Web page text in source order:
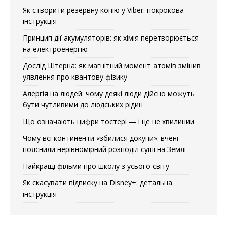
Як створити резервну копію у Viber: покрокова
інструкція
Принцип дії акумуляторів: як хімія перетворюється
на електроенергію
Дослід Штерна: як магнітний момент атомів змінив
уявлення про квантову фізику
Алергія на людей: чому деякі люди дійсно можуть
бути чутливими до людських рідин
Що означають цифри тостері — і це не хвилинии
Чому всі континенти «збилися докупи»: вчені
пояснили нерівномірний розподіл суші на Землі
Найкращі фільми про школу з усього світу
Як скасувати підписку на Disney+: детальна
інструкція